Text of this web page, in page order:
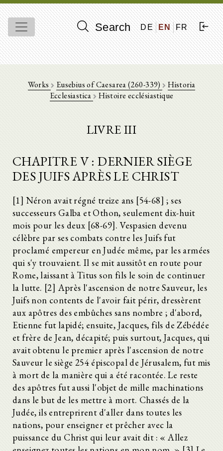
Search DE EN FR
Works Eusebius of Caesarea (260-339) Historia
Ecclesiastica Histoire ecclésiastique
LIVRE III
CHAPITRE V : DERNIER SIÈGE
DES JUIFS APRÈS LE CHRIST
[1] Néron avait régné treize ans [54-68] ; ses
successeurs Galba et Othon, seulement dix-huit
mois pour les deux [68-69]. Vespasien devenu
célèbre par ses combats contre les Juifs fut
proclamé empereur en Judée même, par les armées
qui s'y trouvaient. Il se mit aussitôt en route pour
Rome, laissant à Titus son fils le soin de continuer
la lutte. [2] Après l'ascension de notre Sauveur, les
Juifs non contents de l'avoir fait périr, dressèrent
aux apôtres des embûches sans nombre ; d'abord,
Etienne fut lapidé; ensuite, Jacques, fils de Zébédée
et frère de Jean, décapité; puis surtout, Jacques, qui
avait obtenu le premier après l'ascension de notre
Sauveur le siège 254 épiscopal de Jérusalem, fut mis
à mort de la manière qui a été racontée. Le reste
des apôtres fut aussi l'objet de mille machinations
dans le but de les mettre à mort. Chassés de la
Judée, ils entreprirent d'aller dans toutes les
nations, pour enseigner et prêcher avec la
puissance du Christ qui leur avait dit : « Allez